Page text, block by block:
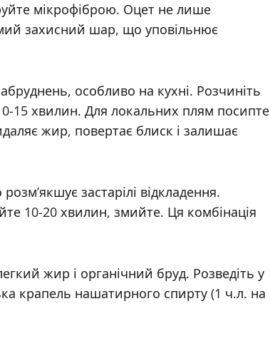
мікрофіброю. Оцет не лише
захисний шар, що уповільнює
особливо на кухні. Розчиніть
15 хвилин. Для локальних плям посипте
жир, повертає блиск і залишає
застарілі відкладення.
10-20 хвилин, змийте. Ця комбінація
жир і органічний бруд. Розведіть у
крапель нашатирного спирту (1 ч.л. на